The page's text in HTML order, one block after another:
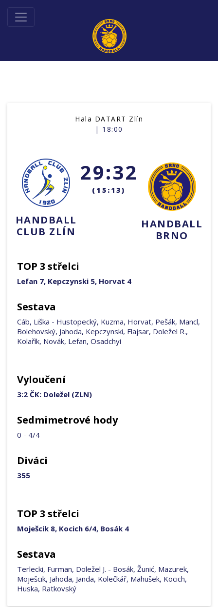
Hala DATART Zlín
| 18:00
HANDBALL
CLUB ZLÍN
29:32
(15:13)
HANDBALL
BRNO
TOP 3 střelci
Lefan 7, Kepczynski 5, Horvat 4
Sestava
Cáb, Liška - Hustopecký, Kuzma, Horvat, Pešák, Mancl,
Bolehovský, Jahoda, Kepczynski, Flajsar, Doležel R.,
Kolařík, Novák, Lefan, Osadchyi
Vyloučení
3:2 ČK: Doležel (ZLN)
Sedmimetrové hody
0 - 4/4
Diváci
355
TOP 3 střelci
Moješcik 8, Kocich 6/4, Bosák 4
Sestava
Terlecki, Furman, Doležel J. - Bosák, Žunić, Mazurek,
Moješcik, Jahoda, Janda, Kolečkář, Mahušek, Kocich,
Huska, Ratkovský